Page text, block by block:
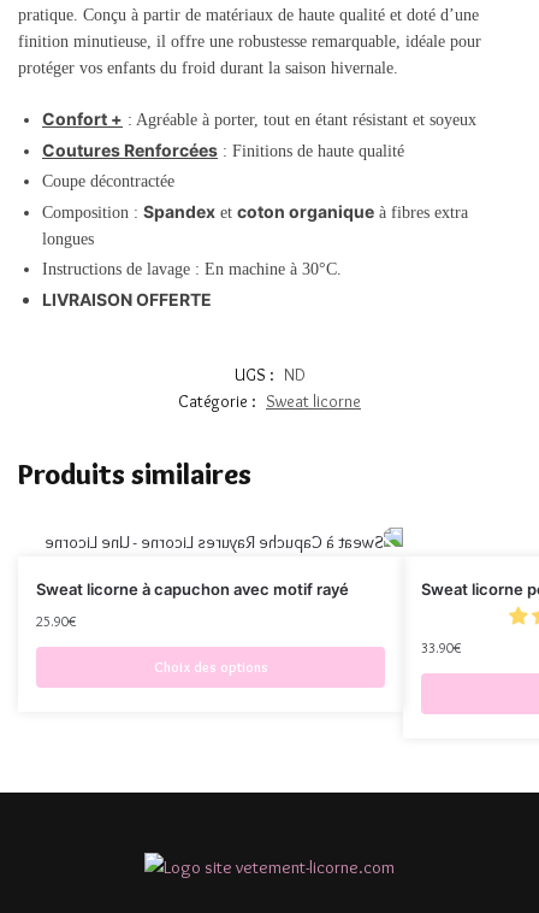
pratique. Conçu à partir de matériaux de haute qualité et doté d’une
finition minutieuse, il offre une robustesse remarquable, idéale pour
protéger vos enfants du froid durant la saison hivernale.
Confort + : Agréable à porter, tout en étant résistant et soyeux
Coutures Renforcées : Finitions de haute qualité
Coupe décontractée
Composition : Spandex et coton organique à fibres extra
longues
Instructions de lavage : En machine à 30°C.
LIVRAISON OFFERTE
UGS : ND
Catégorie : Sweat licorne
Produits similaires
Sweat licorne à capuchon avec motif rayé
25.90€
Choix des options
Sweat licorne
33.90€